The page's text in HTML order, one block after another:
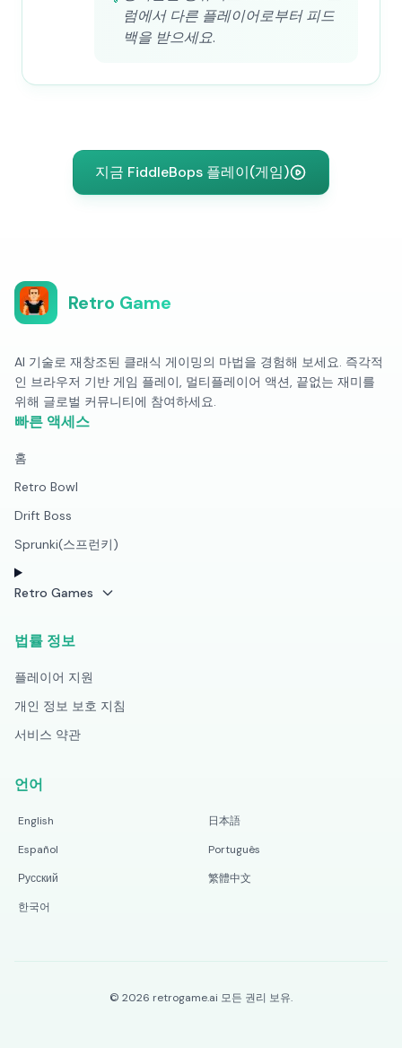
럼에서 다른 플레이어로부터 피드
백을 받으세요.
지금 FiddleBops 플레이(게임)
Retro Game
AI 기술로 재창조된 클래식 게이밍의 마법을 경험해 보세요. 즉각적
인 브라우저 기반 게임 플레이, 멀티플레이어 액션, 끝없는 재미를
위해 글로벌 커뮤니티에 참여하세요.
빠른 액세스
홈
Retro Bowl
Drift Boss
Sprunki(스프런키)
Retro Games
법률 정보
플레이어 지원
개인 정보 보호 지침
서비스 약관
언어
English
日本語
Español
Português
Русский
繁體中文
한국어
© 2026 retrogame.ai 모든 권리 보유.